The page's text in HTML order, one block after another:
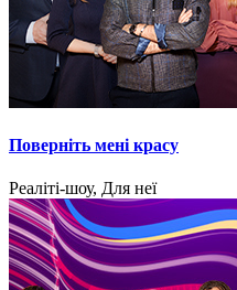
Поверніть мені красу
Реаліті-шоу, Для неї